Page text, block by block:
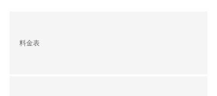
料金表